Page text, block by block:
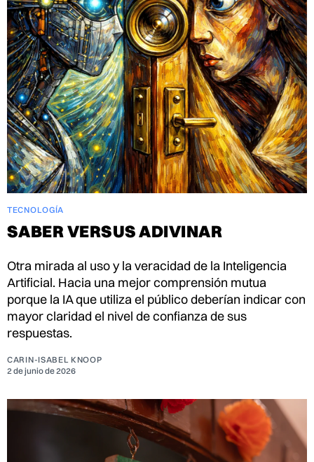
TECNOLOGÍA
SABER VERSUS ADIVINAR
Otra mirada al uso y la veracidad de la Inteligencia
Artificial. Hacia una mejor comprensión mutua
porque la IA que utiliza el público deberían indicar con
mayor claridad el nivel de confianza de sus
respuestas.
CARIN-ISABEL KNOOP
2 de junio de 2026